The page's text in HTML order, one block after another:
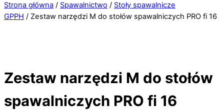
Strona główna / Spawalnictwo / Stoły spawalnicze
GPPH / Zestaw narzędzi M do stołów spawalniczych PRO fi 16
Zestaw narzędzi M do stołów
spawalniczych PRO fi 16